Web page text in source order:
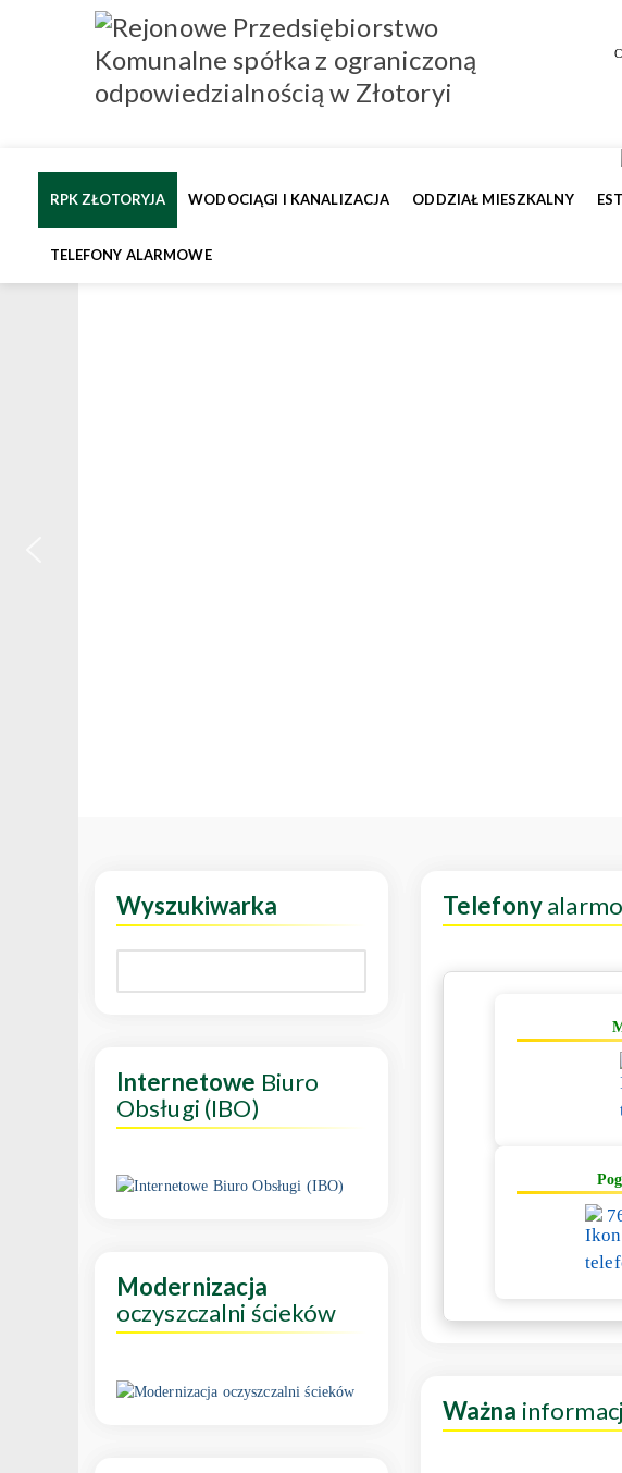
RPK ZŁOTORYJA WODOCIĄGI I KANALIZACJA ODDZIAŁ MIESZKALNY
TELEFONY ALARMOWE
Telefony
Ważna
Wyszukiwarka
Internetowe Biuro
Obsługi (IBO)
Modernizacja
oczyszczalni ścieków